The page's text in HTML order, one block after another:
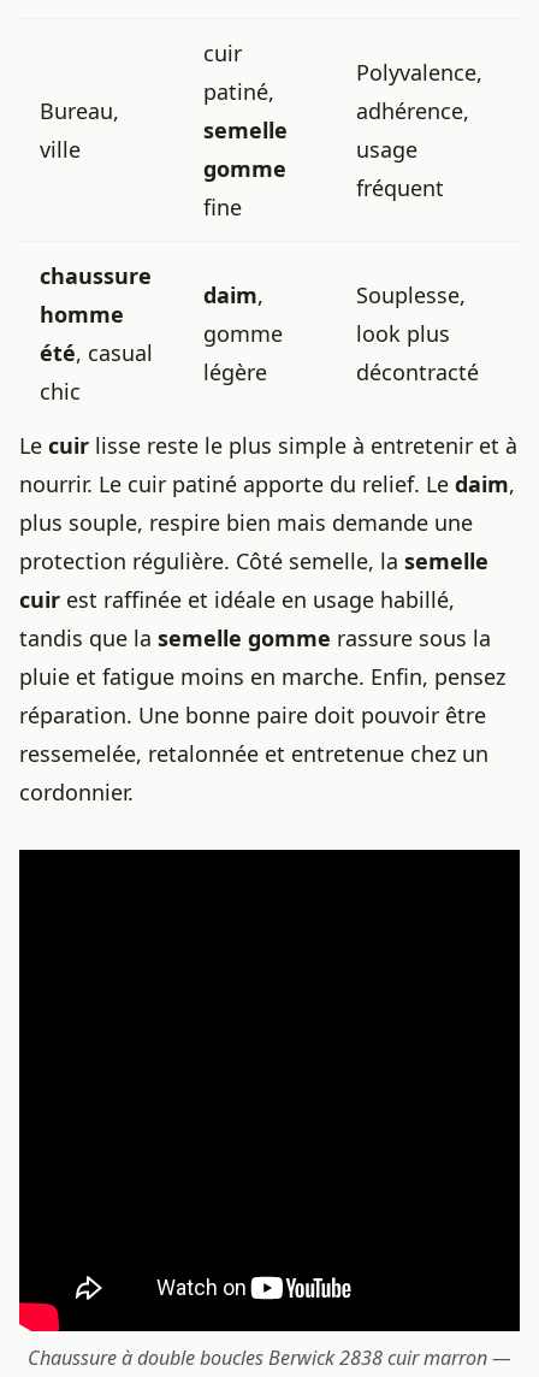
Bureau,
ville
cuir
patiné,
semelle
gomme
fine
Polyvalence,
adhérence,
usage
fréquent
chaussure
homme
été, casual
chic
daim,
gomme
légère
Souplesse,
look plus
décontracté
Le cuir lisse reste le plus simple à entretenir et à
nourrir. Le cuir patiné apporte du relief. Le daim,
plus souple, respire bien mais demande une
protection régulière. Côté semelle, la semelle
cuir est raffinée et idéale en usage habillé,
tandis que la semelle gomme rassure sous la
pluie et fatigue moins en marche. Enfin, pensez
réparation. Une bonne paire doit pouvoir être
ressemelée, retalonnée et entretenue chez un
cordonnier.
Chaussure à double boucles Berwick 2838 cuir marron —